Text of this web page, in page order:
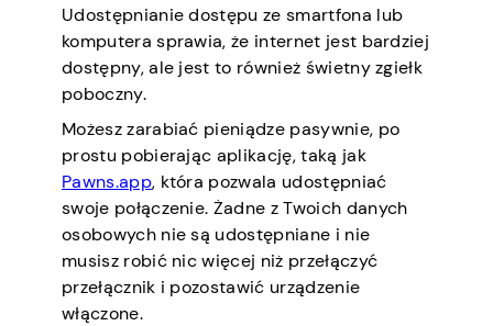
Udostępnianie dostępu ze smartfona lub
komputera sprawia, że internet jest bardziej
dostępny, ale jest to również świetny zgiełk
poboczny.
Możesz zarabiać pieniądze pasywnie, po
prostu pobierając aplikację, taką jak
Pawns.app, która pozwala udostępniać
swoje połączenie. Żadne z Twoich danych
osobowych nie są udostępniane i nie
musisz robić nic więcej niż przełączyć
przełącznik i pozostawić urządzenie
włączone.